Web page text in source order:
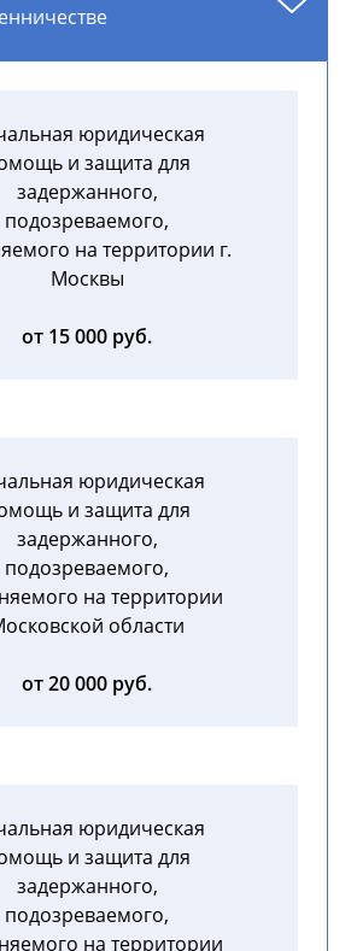
юридическая
и защита для
задержанного,
подозреваемого,
на территории г.
Москвы
от 15 000 руб.
юридическая
и защита для
задержанного,
подозреваемого,
на территории
области
от 20 000 руб.
юридическая
и защита для
задержанного,
подозреваемого,
на территории